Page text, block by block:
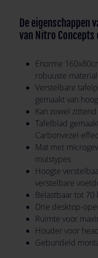
De eigenschappen
van Nitro
Enorme
robuuste
Verstelbare
gemaakt van
Kan zowel
Tafelblad
Carbonvezel-
Mat met
muistypes
Hoogte
verstelbare
Belastbaar tot 70
Drie desktop-
Ruimte voor
Houder voor
Gebundeld